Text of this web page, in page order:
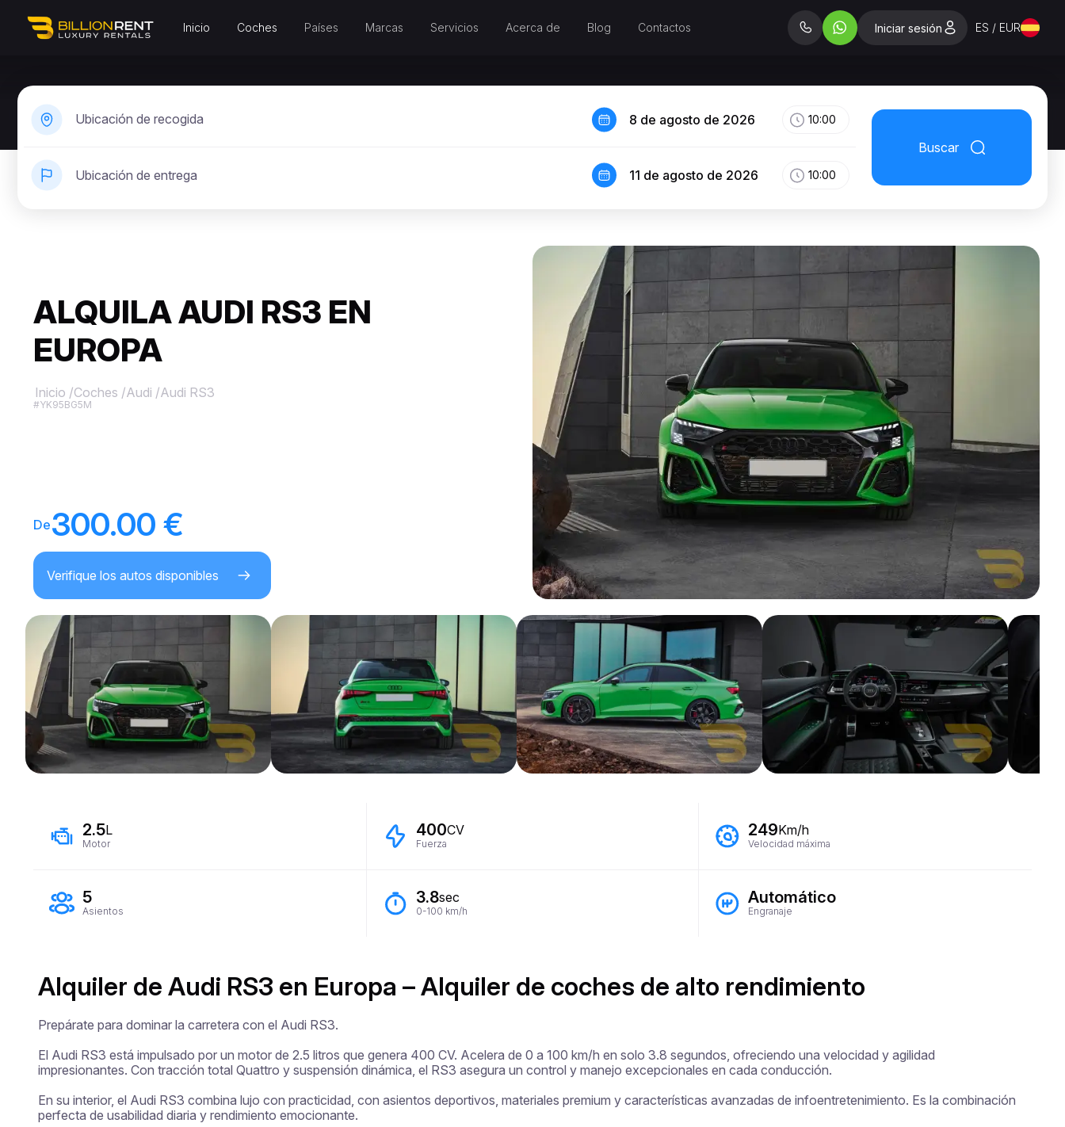
Inicio Coches Países Marcas Servicios Acerca de Blog Contactos Iniciar sesión ES / EUR
Ubicación de recogida
Ubicación de entrega
8 de agosto de 2026 10:00
11 de agosto de 2026 10:00
Buscar
ALQUILA AUDI RS3 EN
EUROPA
Inicio /Coches /Audi /Audi RS3
#YK95BG5M
De300.00 €
Verifique los autos disponibles
2.5L
Motor
400CV
Fuerza
249Km/h
Velocidad máxima
5
Asientos
3.8sec
0-100 km/h
Automático
Engranaje
Alquiler de Audi RS3 en Europa – Alquiler de coches de alto rendimiento
Prepárate para dominar la carretera con el Audi RS3.
El Audi RS3 está impulsado por un motor de 2.5 litros que genera 400 CV. Acelera de 0 a 100 km/h en solo 3.8 segundos, ofreciendo una velocidad y agilidad
impresionantes. Con tracción total Quattro y suspensión dinámica, el RS3 asegura un control y manejo excepcionales en cada conducción.
En su interior, el Audi RS3 combina lujo con practicidad, con asientos deportivos, materiales premium y características avanzadas de infoentretenimiento. Es la combinación
perfecta de usabilidad diaria y rendimiento emocionante.